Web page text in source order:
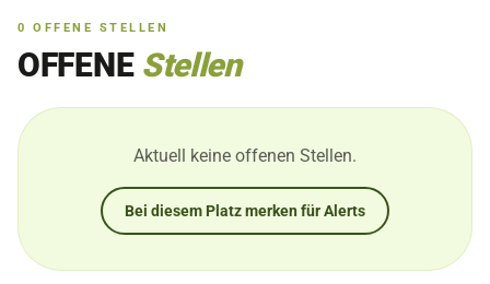
0 OFFENE STELLEN
OFFENE Stellen
Aktuell keine offenen Stellen.
Bei diesem Platz merken für Alerts